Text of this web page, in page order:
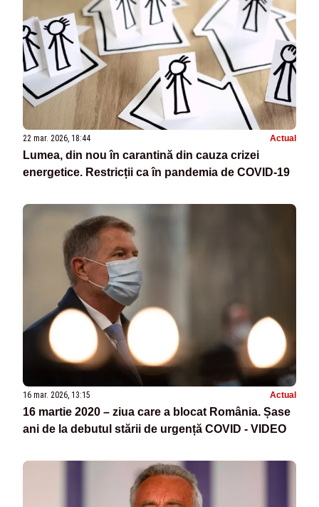
22 mar. 2026, 18:44 Actual
Lumea, din nou în carantină din cauza crizei
energetice. Restricții ca în pandemia de COVID-19
16 mar. 2026, 13:15 Actual
16 martie 2020 – ziua care a blocat România. Șase
ani de la debutul stării de urgență COVID - VIDEO